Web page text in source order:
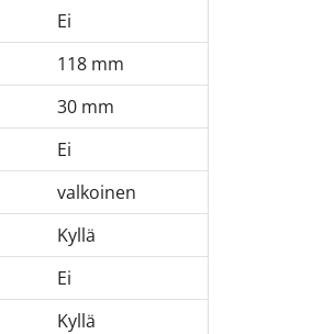
Ei
118 mm
30 mm
Ei
valkoinen
Kyllä
Ei
Kyllä